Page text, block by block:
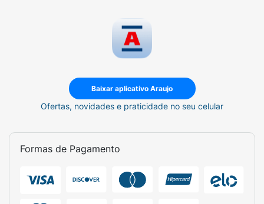
Baixar aplicativo Araujo
Ofertas, novidades e praticidade no seu celular
Formas de Pagamento